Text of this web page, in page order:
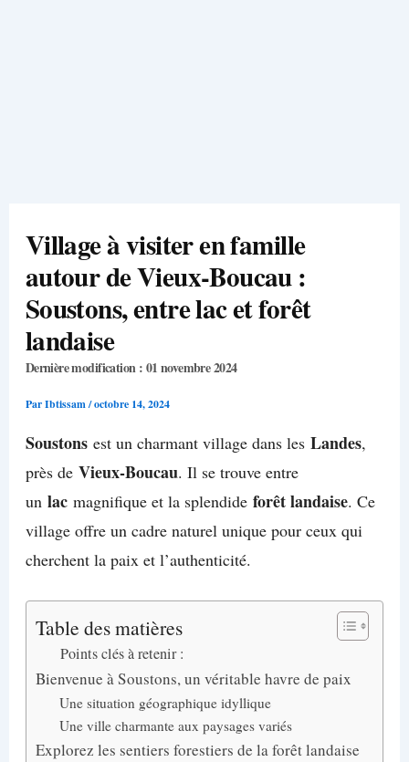
Village à visiter en famille
autour de Vieux-Boucau :
Soustons, entre lac et forêt
landaise
Dernière modification : 01 novembre 2024
ParIbtissam/octobre 14, 2024
Soustonsest un charmant village dans les Landes,
près de Vieux-Boucau. Il se trouve entre
un lacmagnifique et la splendide forêt landaise. Ce
village offre un cadre naturel unique pour ceux qui
cherchent la paix et l’authenticité.
Table des matières
Points clés à retenir :
Bienvenue à Soustons, un véritable havre de paix
Une situation géographique idyllique
Une ville charmante aux paysages variés
Explorez les sentiers forestiers de la forêt landaise